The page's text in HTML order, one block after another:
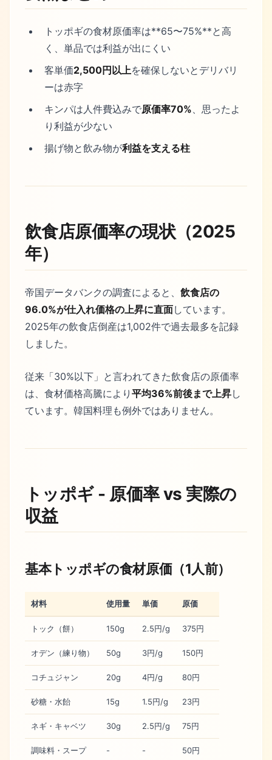
トッポギの食材原価率は**65〜75%**と高
く、単品では利益が出にくい
客単価2,500円以上を確保しないとデリバリ
ーは赤字
キンパは人件費込みで原価率70%、思ったよ
り利益が少ない
揚げ物と飲み物が利益を支える柱
飲食店原価率の現状（2025
年）
帝国データバンクの調査によると、 飲食店の
96.0%が仕入れ価格の上昇に直面しています。
2025年の飲食店倒産は1,002件で過去最多を記録
しました。
従来「30%以下」と言われてきた飲食店の原価率
は、食材価格高騰により 平均36%前後まで上昇し
ています。韓国料理も例外ではありません。
トッポギ - 原価率 vs 実際の
収益
基本トッポギの食材原価（1人前）
材料 使用量 単価 原価
トック（餅） 150g 2.5円/g 375円
オデン（練り物） 50g 3円/g 150円
コチュジャン 20g 4円/g 80円
砂糖・水飴 15g 1.5円/g 23円
ネギ・キャベツ 30g 2.5円/g 75円
調味料・スープ - - 50円